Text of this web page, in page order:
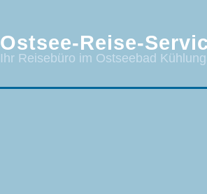
Ostsee-Reise-
Ihr Reisebüro im Ostseebad